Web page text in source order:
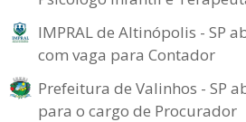
IMPRAL de Altinópolis - SP
com vaga para Contador
Prefeitura de Valinhos - SP
para o cargo de Procurador